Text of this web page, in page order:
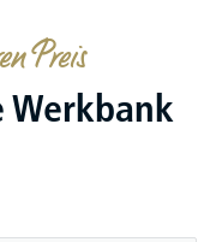
Preis
Werkbank